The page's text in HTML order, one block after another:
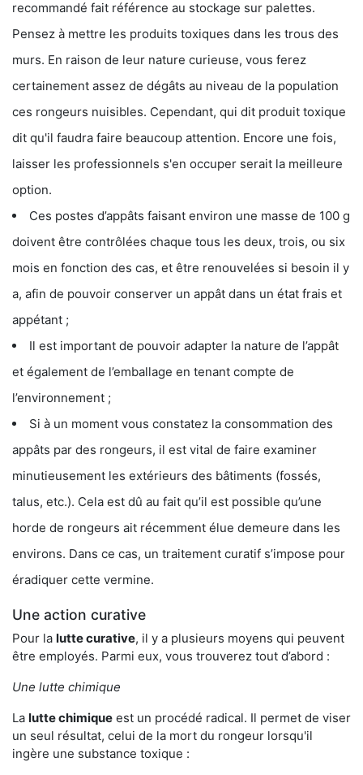
recommandé fait référence au stockage sur palettes.
Pensez à mettre les produits toxiques dans les trous des
murs. En raison de leur nature curieuse, vous ferez
certainement assez de dégâts au niveau de la population
ces rongeurs nuisibles. Cependant, qui dit produit toxique
dit qu'il faudra faire beaucoup attention. Encore une fois,
laisser les professionnels s'en occuper serait la meilleure
option.
Ces postes d’appâts faisant environ une masse de 100 g
doivent être contrôlées chaque tous les deux, trois, ou six
mois en fonction des cas, et être renouvelées si besoin il y
a, afin de pouvoir conserver un appât dans un état frais et
appétant ;
Il est important de pouvoir adapter la nature de l’appât
et également de l’emballage en tenant compte de
l’environnement ;
Si à un moment vous constatez la consommation des
appâts par des rongeurs, il est vital de faire examiner
minutieusement les extérieurs des bâtiments (fossés,
talus, etc.). Cela est dû au fait qu’il est possible qu’une
horde de rongeurs ait récemment élue demeure dans les
environs. Dans ce cas, un traitement curatif s’impose pour
éradiquer cette vermine.
Une action curative
Pour la lutte curative, il y a plusieurs moyens qui peuvent
être employés. Parmi eux, vous trouverez tout d’abord :
Une lutte chimique
La lutte chimique est un procédé radical. Il permet de viser
un seul résultat, celui de la mort du rongeur lorsqu'il
ingère une substance toxique :